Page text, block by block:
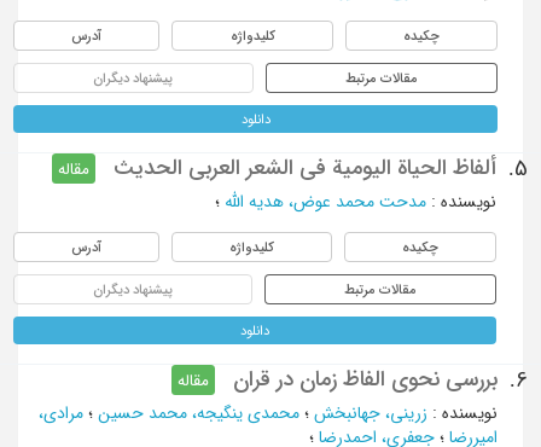
چکیده کلیدواژه آدرس
مقالات مرتبط پیشنهاد دیگران
دانلود
5. ألفاظ الحياة اليومية في الشعر العربي الحديث
مقاله
نویسنده: مدحت محمد عوض، هديه الله؛
چکیده کلیدواژه آدرس
مقالات مرتبط پیشنهاد دیگران
دانلود
6. بررسی نحوی الفاظ زمان در قران
مقاله
نویسنده: زرینی، جهانبخش ؛ محمدی ینگیجه، محمد حسین؛ مرادی،
امیررضا؛ جعفری، احمدرضا؛